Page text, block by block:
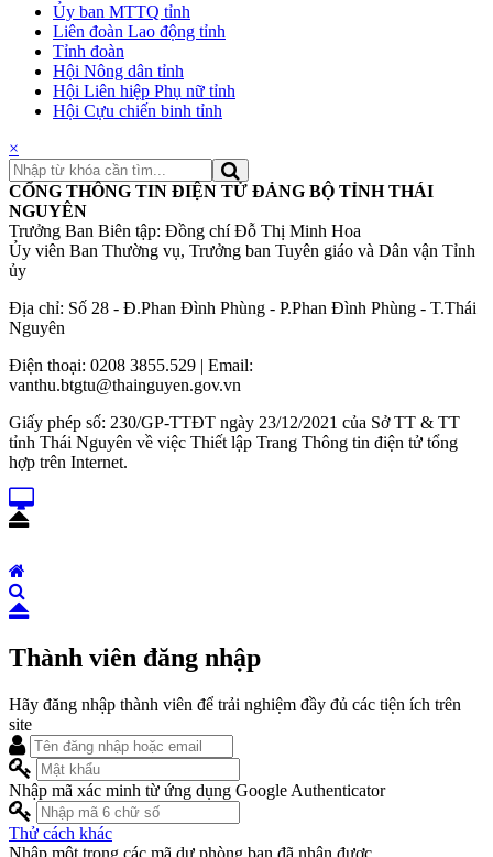
Ủy ban MTTQ tỉnh
Liên đoàn Lao động tỉnh
Tỉnh đoàn
Hội Nông dân tỉnh
Hội Liên hiệp Phụ nữ tỉnh
Hội Cựu chiến binh tỉnh
×
CỔNG THÔNG TIN ĐIỆN TỬ ĐẢNG BỘ TỈNH THÁI
NGUYÊN
Trưởng Ban Biên tập: Đồng chí Đỗ Thị Minh Hoa
Ủy viên Ban Thường vụ, Trưởng ban Tuyên giáo và Dân vận Tỉnh
ủy
Địa chỉ: Số 28 - Đ.Phan Đình Phùng - P.Phan Đình Phùng - T.Thái
Nguyên
Điện thoại: 0208 3855.529 | Email:
vanthu.btgtu@thainguyen.gov.vn
Giấy phép số: 230/GP-TTĐT ngày 23/12/2021 của Sở TT & TT
tỉnh Thái Nguyên về việc Thiết lập Trang Thông tin điện tử tổng
hợp trên Internet.
Thành viên đăng nhập
Hãy đăng nhập thành viên để trải nghiệm đầy đủ các tiện ích trên
site
Nhập mã xác minh từ ứng dụng Google Authenticator
Thử cách khác
Nhập một trong các mã dự phòng bạn đã nhận được.